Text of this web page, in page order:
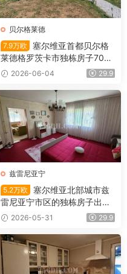
贝尔格莱德
7.9万欧
塞尔维亚首都贝尔格
莱德格罗茨卡市独栋房子700
㎡/51㎡/7.9万欧
2026-06-04 29.9
兹雷尼亚宁
5.2万欧
塞尔维亚北部城市兹
雷尼亚宁市区的独栋房子出售1
01平米/5.2万欧
2026-05-31 29.9